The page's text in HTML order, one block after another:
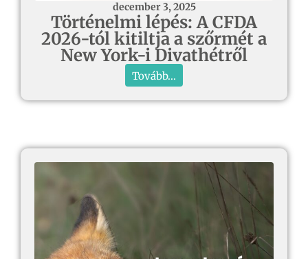
december 3, 2025
Történelmi lépés: A CFDA
2026-tól kitiltja a szőrmét a
New York-i Divathétről
Tovább...